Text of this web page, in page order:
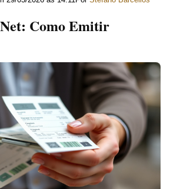
Como Emitir